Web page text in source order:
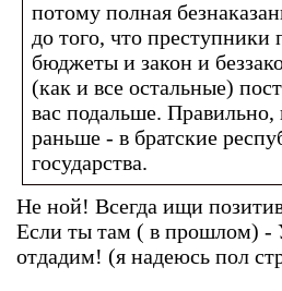
потому полная
до того, что
бюджеты и закон и
(как и все остальные)
вас подальше.
раньше - в братские
государства.
Не ной! Всегда ищи
Если ты там ( в прошлом) -
отдадим! (я надеюсь пол